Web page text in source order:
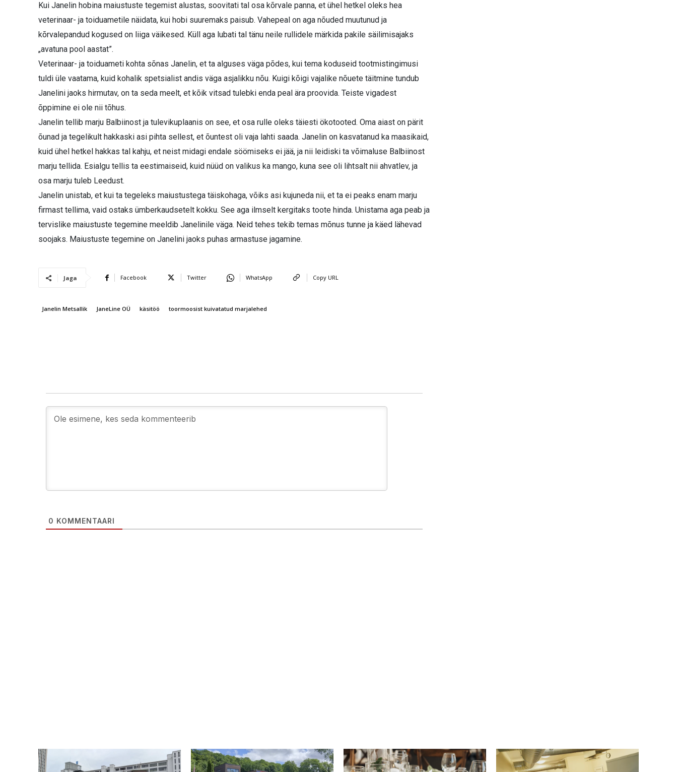
Kui Janelin hobina maiustuste tegemist alustas, soovitati tal osa kõrvale panna, et ühel hetkel oleks hea
veterinaar- ja toiduametile näidata, kui hobi suuremaks paisub. Vahepeal on aga nõuded muutunud ja
kõrvalepandud kogused on liiga väikesed. Küll aga lubati tal tänu neile rullidele märkida pakile säilimisajaks
„avatuna pool aastat”.
Veterinaar- ja toiduameti kohta sõnas Janelin, et ta alguses väga põdes, kui tema koduseid tootmistingimusi
tuldi üle vaatama, kuid kohalik spetsialist andis väga asjalikku nõu. Kuigi kõigi vajalike nõuete täitmine tundub
Janelini jaoks hirmutav, on ta seda meelt, et kõik vitsad tulebki enda peal ära proovida. Teiste vigadest
õppimine ei ole nii tõhus.
Janelin tellib marju Balbiinost ja tulevikuplaanis on see, et osa rulle oleks täiesti ökotooted. Oma aiast on pärit
õunad ja tegelikult hakkaski asi pihta sellest, et õuntest oli vaja lahti saada. Janelin on kasvatanud ka maasikaid,
kuid ühel hetkel hakkas tal kahju, et neist midagi endale söömiseks ei jää, ja nii leidiski ta võimaluse Balbiinost
marju tellida. Esialgu tellis ta eestimaiseid, kuid nüüd on valikus ka mango, kuna see oli lihtsalt nii ahvatlev, ja
osa marju tuleb Leedust.
Janelin unistab, et kui ta tegeleks maiustustega täiskohaga, võiks asi kujuneda nii, et ta ei peaks enam marju
firmast tellima, vaid ostaks ümberkaudsetelt kokku. See aga ilmselt kergitaks toote hinda. Unistama aga peab ja
tervislike maiustuste tegemine meeldib Janelinile väga. Neid tehes tekib temas mõnus tunne ja käed lähevad
soojaks. Maiustuste tegemine on Janelini jaoks puhas armastuse jagamine.
Jaga Facebook Twitter WhatsApp Copy URL
Janelin Metsallik JaneLine OÜ käsitöö toormoosist kuivatatud marjalehed
0 KOMMENTAARI